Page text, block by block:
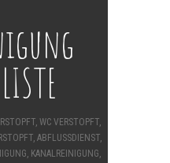
WC VERSTOPFT,
ABFLUSSDIENST,
KANALREINIGUNG,